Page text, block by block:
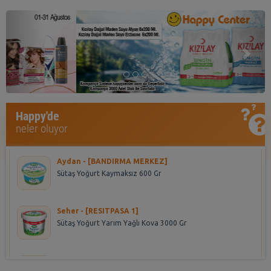
Previous Next
Happy'de
neler oluyor
Aydan - [BANDIRMA MERKEZ]
Sütaş Yoğurt Kaymaksız 600 Gr
Seher - [RESITPASA 1]
Sütaş Yoğurt Yarım Yağlı Kova 3000 Gr